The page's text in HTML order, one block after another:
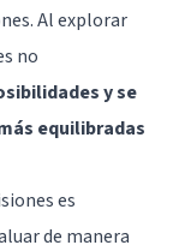
Al explorar
no
y se
equilibradas
es
de manera